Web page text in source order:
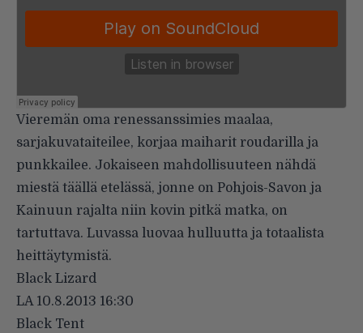
Vieremän oma renessanssimies maalaa,
sarjakuvataiteilee, korjaa maiharit roudarilla ja
punkkailee. Jokaiseen mahdollisuuteen nähdä
miestä täällä etelässä, jonne on Pohjois-Savon ja
Kainuun rajalta niin kovin pitkä matka, on
tartuttava. Luvassa luovaa hulluutta ja totaalista
heittäytymistä.
Black Lizard
LA 10.8.2013 16:30
Black Tent